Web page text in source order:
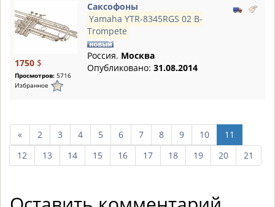
1750 $
Просмотров: 5716
Избранное
Саксофоны
Yamaha YTR-8345RGS 02 B-
Trompete
Россия. Москва
Опубликовано: 31.08.2014
«пред.
10
страниц
2 3 4 5 6 7 8 9 10
11
12
13 14 15 16 17 18 19 20 21